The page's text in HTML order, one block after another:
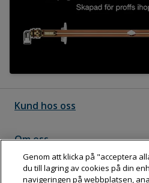
Kund hos oss
Om oss
Följ Dahl
Genom att klicka på "acceptera
du till lagring av cookies på din
navigeringen på webbplatsen,